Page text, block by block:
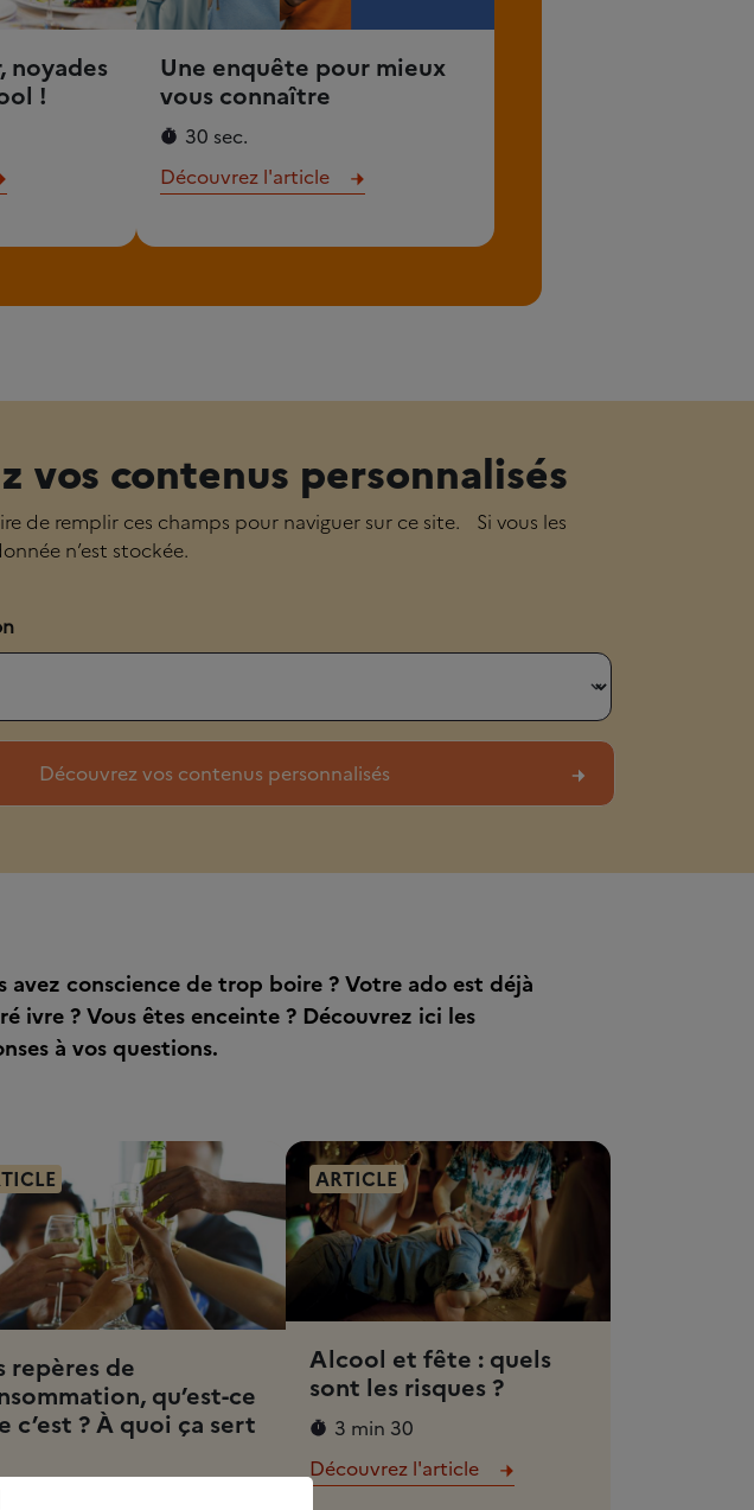
noyades
!
Une enquête pour mieux
vous connaître
30 sec.
Découvrez l'article
vos contenus personnalisés
de remplir ces champs pour naviguer sur ce site. Si vous les
n’est stockée.
avez conscience de trop boire ? Votre ado est déjà
ivre ? Vous êtes enceinte ? Découvrez ici les
à vos questions.
repères de
qu’est-ce
c’est ? À quoi ça sert
min 30
ARTICLE
Alcool et fête : quels
sont les risques ?
3 min 30
Découvrez l'article